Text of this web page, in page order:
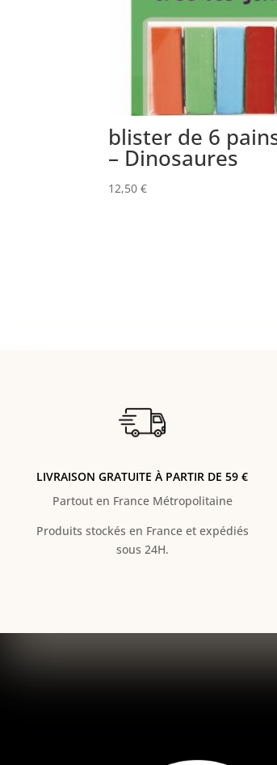
blister de 6
– Dinosaures
12,50€
LIVRAISON GRATUITE À PARTIR DE 59 €
Partout en France Métropolitaine
Produits stockés en France et expédiés
sous 24H.